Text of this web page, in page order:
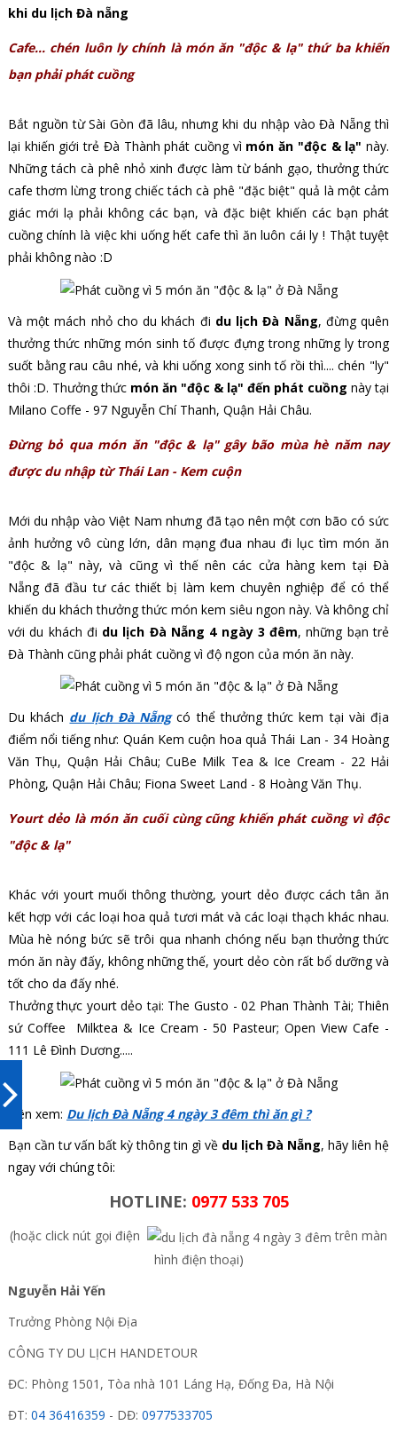
khi du lịch Đà nẵng
Cafe... chén luôn ly chính là món ăn "độc & lạ" thứ ba khiến
bạn phải phát cuồng
Bắt nguồn từ Sài Gòn đã lâu, nhưng khi du nhập vào Đà Nẵng thì
lại khiến giới trẻ Đà Thành phát cuồng vì món ăn "độc & lạ" này.
Những tách cà phê nhỏ xinh được làm từ bánh gạo, thưởng thức
cafe thơm lừng trong chiếc tách cà phê "đặc biệt" quả là một cảm
giác mới lạ phải không các bạn, và đặc biệt khiến các bạn phát
cuồng chính là việc khi uống hết cafe thì ăn luôn cái ly ! Thật tuyệt
phải không nào :D
Và một mách nhỏ cho du khách đi du lịch Đà Nẵng, đừng quên
thưởng thức những món sinh tố được đựng trong những ly trong
suốt bằng rau câu nhé, và khi uống xong sinh tố rồi thì.... chén "ly"
thôi :D. Thưởng thức món ăn "độc & lạ" đến phát cuồng này tại
Milano Coffe - 97 Nguyễn Chí Thanh, Quận Hải Châu.
Đừng bỏ qua món ăn "độc & lạ" gây bão mùa hè năm nay
được du nhập từ Thái Lan - Kem cuộn
Mới du nhập vào Việt Nam nhưng đã tạo nên một cơn bão có sức
ảnh hưởng vô cùng lớn, dân mạng đua nhau đi lục tìm món ăn
"độc & lạ" này, và cũng vì thế nên các cửa hàng kem tại Đà
Nẵng đã đầu tư các thiết bị làm kem chuyên nghiệp để có thể
khiến du khách thưởng thức món kem siêu ngon này. Và không chỉ
với du khách đi du lịch Đà Nẵng 4 ngày 3 đêm, những bạn trẻ
Đà Thành cũng phải phát cuồng vì độ ngon của món ăn này.
Du khách du lịch Đà Nẵngcó thể thưởng thức kem tại vài địa
điểm nổi tiếng như: Quán Kem cuộn hoa quả Thái Lan - 34 Hoàng
Văn Thụ, Quận Hải Châu; CuBe Milk Tea & Ice Cream - 22 Hải
Phòng, Quận Hải Châu; Fiona Sweet Land - 8 Hoàng Văn Thụ.
Yourt dẻo là món ăn cuối cùng cũng khiến phát cuồng vì độc
"độc & lạ"
Khác với yourt muối thông thường, yourt dẻo được cách tân ăn
kết hợp với các loại hoa quả tươi mát và các loại thạch khác nhau.
Mùa hè nóng bức sẽ trôi qua nhanh chóng nếu bạn thưởng thức
món ăn này đấy, không những thế, yourt dẻo còn rất bổ dưỡng và
tốt cho da đấy nhé.
Thưởng thực yourt dẻo tại: The Gusto - 02 Phan Thành Tài; Thiên
sứ Coffee Milktea & Ice Cream - 50 Pasteur; Open View Cafe -
111 Lê Đình Dương.....
Nên xem: Du lịch Đà Nẵng 4 ngày 3 đêm thì ăn gì ?
Bạn cần tư vấn bất kỳ thông tin gì về du lịch Đà Nẵng, hãy liên hệ
ngay với chúng tôi:
HOTLINE: 0977 533 705
(hoặc click nút gọi điện
trên màn
hình điện thoại)
Nguyễn Hải Yến
Trưởng Phòng Nội Địa
CÔNG TY DU LỊCH HANDETOUR
ĐC: Phòng 1501, Tòa nhà 101 Láng Hạ, Đống Đa, Hà Nội
ĐT: 04 36416359 - DĐ: 0977533705